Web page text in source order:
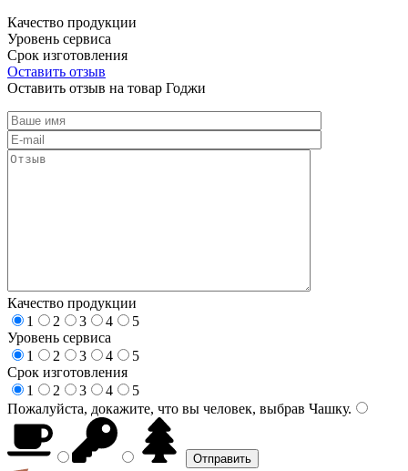
Качество продукции
Уровень сервиса
Срок изготовления
Оставить отзыв
Оставить отзыв на товар Годжи
Качество продукции
1
2 3 4
5
Уровень сервиса
1
2 3 4
5
Срок изготовления
1
2 3 4
5
Пожалуйста, докажите, что вы человек, выбрав Чашку.